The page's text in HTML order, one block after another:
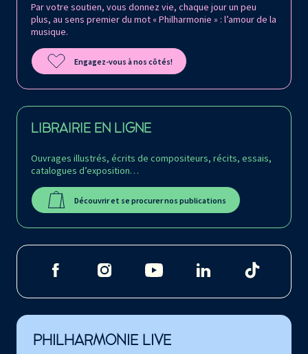
Par votre soutien, vous donnez vie, chaque jour un peu
plus, au sens premier du mot « Philharmonie » : l’amour de la
musique.
Engagez-vous à nos côtés!
LIBRAIRIE EN LIGNE
Ouvrages illustrés, écrits de compositeurs, récits, essais,
catalogues d’exposition…
Découvrir et se procurer nos publications
PHILHARMONIE LIVE